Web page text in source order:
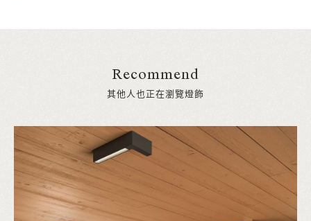
Recommend
其他人也正在瀏覽燈飾